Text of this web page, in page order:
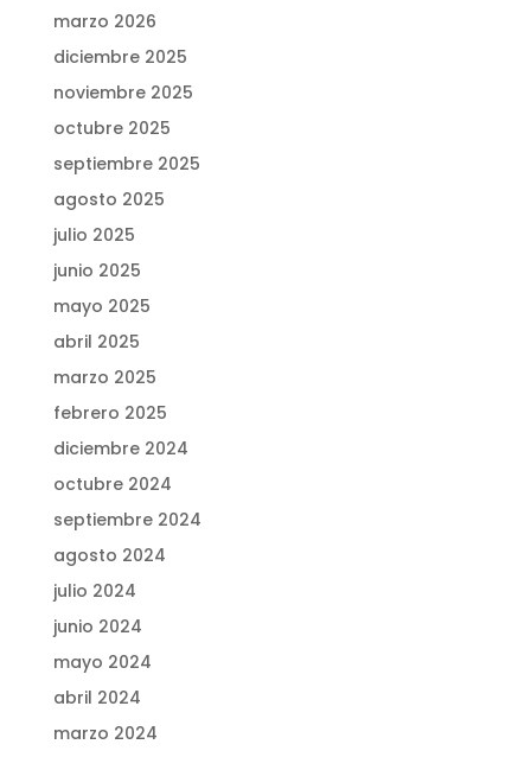
marzo 2026
diciembre 2025
noviembre 2025
octubre 2025
septiembre 2025
agosto 2025
julio 2025
junio 2025
mayo 2025
abril 2025
marzo 2025
febrero 2025
diciembre 2024
octubre 2024
septiembre 2024
agosto 2024
julio 2024
junio 2024
mayo 2024
abril 2024
marzo 2024